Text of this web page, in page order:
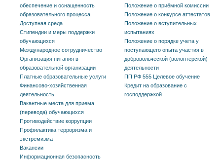
обеспечение и оснащенность
образовательного процесса.
Доступная среда
Стипендии и меры поддержки
обучающихся
Международное сотрудничество
Организация питания в
образовательной организации
Платные образовательные услуги
Финансово-хозяйственная
деятельность
Вакантные места для приема
(перевода) обучающихся
Противодействие коррупции
Профилактика терроризма и
экстремизма
Вакансии
Информационная безопасность
Положение о приёмной комиссии
Положение о конкурсе аттестатов
Положение о вступительных
испытаниях
Положение о порядке учета у
поступающего опыта участия в
добровольческой (волонтерской)
деятельности
ПП РФ 555 Целевое обучение
Кредит на образование с
господдержкой